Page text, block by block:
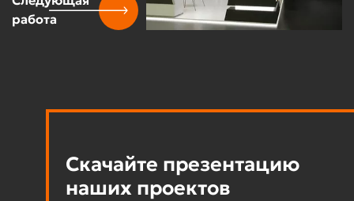
работа
Скачайте презентацию
наших проектов